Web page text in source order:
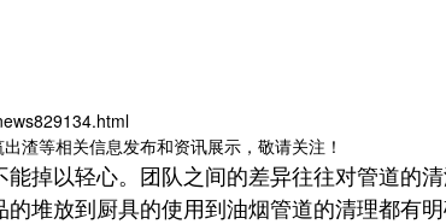
渣等相关信息发布和资讯展示，敬请关注！
掉以轻心。团队之间的差异往往对管道的
堆放到厨具的使用到油烟管道的清理都有明